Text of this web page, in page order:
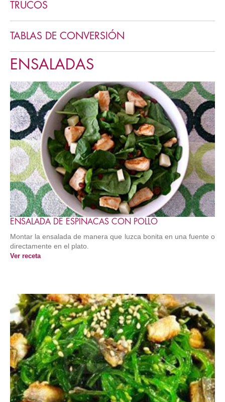
TRUCOS
TABLAS DE CONVERSIÓN
ENSALADAS
ENSALADA DE ESPINACAS CON POLLO
Montar la ensalada de manera que luzca bonita en una fuente o
directamente en el plato.
Ver receta